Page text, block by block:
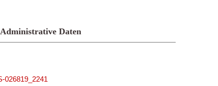
Administrative Daten
026819_2241